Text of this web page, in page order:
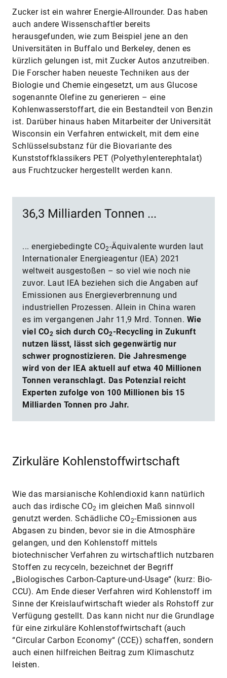
Zucker ist ein wahrer Energie-Allrounder. Das haben
auch andere Wissenschaftler bereits
herausgefunden, wie zum Beispiel jene an den
Universitäten in Buffalo und Berkeley, denen es
kürzlich gelungen ist, mit Zucker Autos anzutreiben.
Die Forscher haben neueste Techniken aus der
Biologie und Chemie eingesetzt, um aus Glucose
sogenannte Olefine zu generieren – eine
Kohlenwasserstoffart, die ein Bestandteil von Benzin
ist. Darüber hinaus haben Mitarbeiter der Universität
Wisconsin ein Verfahren entwickelt, mit dem eine
Schlüsselsubstanz für die Biovariante des
Kunststoffklassikers PET (Polyethylenterephtalat)
aus Fruchtzucker hergestellt werden kann.
36,3 Milliarden Tonnen ...
... energiebedingte CO2-Äquivalente wurden laut
Internationaler Energieagentur (IEA) 2021
weltweit ausgestoßen – so viel wie noch nie
zuvor. Laut IEA beziehen sich die Angaben auf
Emissionen aus Energieverbrennung und
industriellen Prozessen. Allein in China waren
es im vergangenen Jahr 11,9 Mrd. Tonnen. Wie
viel CO2 sich durch CO2-Recycling in Zukunft
nutzen lässt, lässt sich gegenwärtig nur
schwer prognostizieren. Die Jahresmenge
wird von der IEA aktuell auf etwa 40 Millionen
Tonnen veranschlagt. Das Potenzial reicht
Experten zufolge von 100 Millionen bis 15
Milliarden Tonnen pro Jahr.
Zirkuläre Kohlenstoffwirtschaft
Wie das marsianische Kohlendioxid kann natürlich
auch das irdische CO2 im gleichen Maß sinnvoll
genutzt werden. Schädliche CO2-Emissionen aus
Abgasen zu binden, bevor sie in die Atmosphäre
gelangen, und den Kohlenstoff mittels
biotechnischer Verfahren zu wirtschaftlich nutzbaren
Stoffen zu recyceln, bezeichnet der Begriff
„Biologisches Carbon-Capture-und-Usage“ (kurz: Bio-
CCU). Am Ende dieser Verfahren wird Kohlenstoff im
Sinne der Kreislaufwirtschaft wieder als Rohstoff zur
Verfügung gestellt. Das kann nicht nur die Grundlage
für eine zirkuläre Kohlenstoffwirtschaft (auch
“Circular Carbon Economy“ (CCE)) schaffen, sondern
auch einen hilfreichen Beitrag zum Klimaschutz
leisten.